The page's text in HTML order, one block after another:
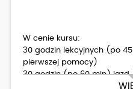
W cenie kursu:
30 godzin lekcyjnych (po
pierwszej pomocy)
30 godzin (po 60 min) jazd
identyczny jak na